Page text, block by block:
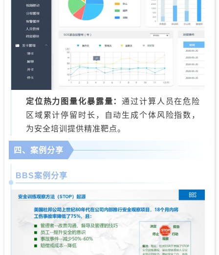
定位热力图量化暴露量：通过计算人员在危险
区域累计停留时长，自动生成个体风险指数，
为安全培训提供精准靶点。
四、案例分享
BBS案例分享